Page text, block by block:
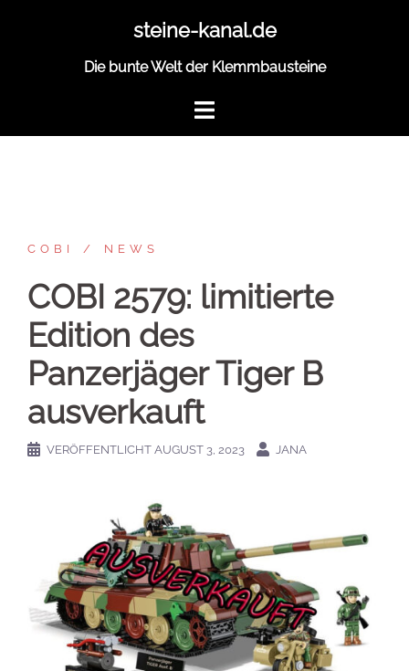
steine-kanal.de
Die bunte Welt der Klemmbausteine
COBI NEWS
COBI 2579: limitierte
Edition des
Panzerjäger Tiger B
ausverkauft
VERÖFFENTLICHT AUGUST 3, 2023 JANA